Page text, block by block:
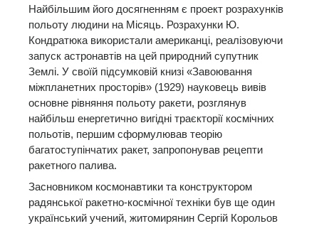
Найбільшим його досягненням є проект розрахунків
польоту людини на Місяць. Розрахунки Ю.
Кондратюка використали американці, реалізовуючи
запуск астронавтів на цей природний супутник
Землі. У своїй підсумковій книзі «Завоювання
міжпланетних просторів» (1929) науковець вивів
основне рівняння польоту ракети, розглянув
найбільш енергетично вигідні траєкторії космічних
польотів, першим сформулював теорію
багатоступінчатих ракет, запропонував рецепти
ракетного палива.
Засновником космонавтики та конструктором
радянської ракетно-космічної техніки був ще один
український учений, житомирянин Сергій Корольов